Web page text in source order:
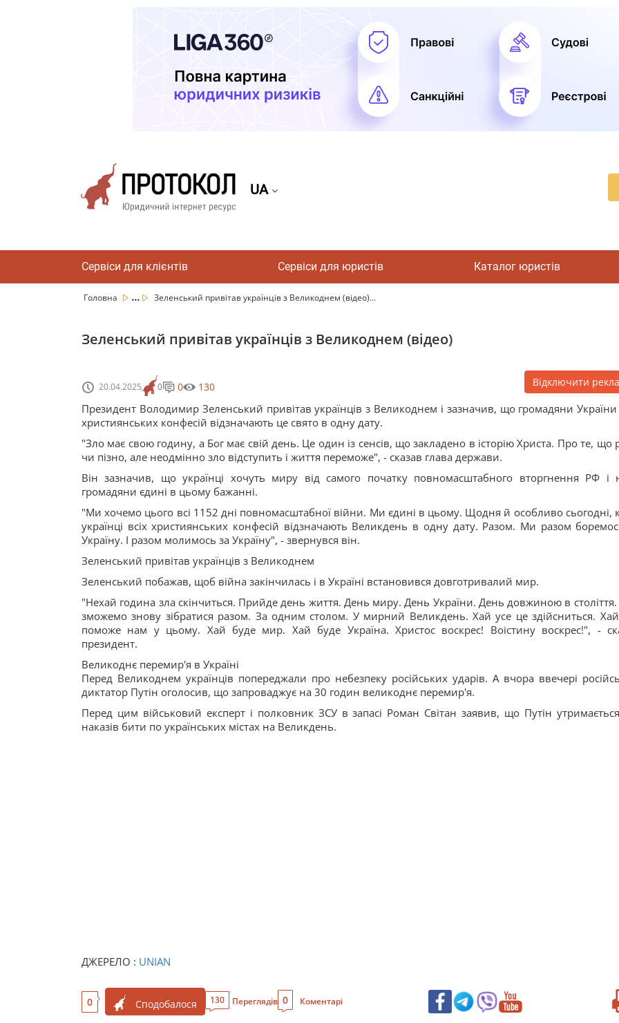
UA
Сервіси для клієнтів Сервіси для юристів Каталог юристів
Головна ... Зеленський привітав українців з Великоднем (відео)...
Зеленський привітав українців з Великоднем (відео)
20.04.2025 0 0 130 Відключити
Президент Володимир Зеленський привітав українців з Великоднем і зазначив, що громадяни України
християнських конфесій відзначають це свято в одну дату.
"Зло має свою годину, а Бог має свій день. Це один із сенсів, що закладено в історію Христа. Про те, що
чи пізно, але неодмінно зло відступить і життя переможе", - сказав глава держави.
Він зазначив, що українці хочуть миру від самого початку повномасштабного вторгнення РФ і
громадяни єдині в цьому бажанні.
"Ми хочемо цього всі 1152 дні повномасштабної війни. Ми єдині в цьому. Щодня й особливо сьогодні,
українці всіх християнських конфесій відзначають Великдень в одну дату. Разом. Ми разом
Україну. І разом молимось за Україну", - звернувся він.
Зеленський привітав українців з Великоднем
Зеленський побажав, щоб війна закінчилась і в Україні встановився довготривалий мир.
"Нехай година зла скінчиться. Прийде день життя. День миру. День України. День довжиною в століття.
зможемо знову зібратися разом. За одним столом. У мирний Великдень. Хай усе це здійсниться.
поможе нам у цьому. Хай буде мир. Хай буде Україна. Христос воскрес! Воістину воскрес!", -
президент.
Великоднє перемир'я в Україні
Перед Великоднем українців попереджали про небезпеку російських ударів. А вчора ввечері
диктатор Путін оголосив, що запроваджує на 30 годин великоднє перемир'я.
Перед цим військовий експерт і полковник ЗСУ в запасі Роман Світан заявив, що Путін
наказів бити по українських містах на Великдень.
ДЖЕРЕЛО : UNIAN
0 Сподобалося 130 Переглядів 0 Коментарі